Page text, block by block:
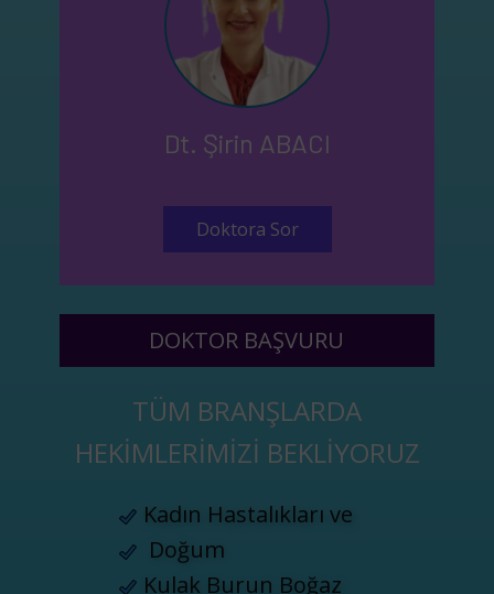
Dt. Şirin ABACI
Doktora Sor
Kadın Hastalıkları ve
Doğum
Kulak Burun Boğaz
DOKTOR BAŞVURU
TÜM BRANŞLARDA
HEKİMLERİMİZİ BEKLİYORUZ